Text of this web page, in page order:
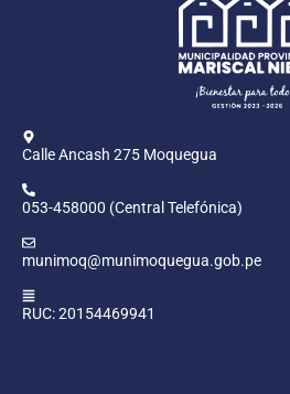
Calle Ancash 275 Moquegua
053-458000 (Central Telefónica)
munimoq@munimoquegua.gob.pe
RUC: 20154469941